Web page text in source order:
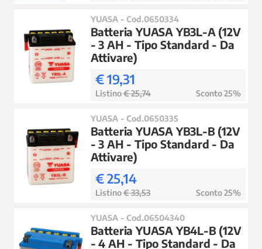
YUASA - Cod.0650334
Batteria YUASA YB3L-A (12V
- 3 AH - Tipo Standard - Da
Attivare)
€ 19,31
Listino€ 25,74 Sconto 25%
YUASA - Cod.0650335
Batteria YUASA YB3L-B (12V
- 3 AH - Tipo Standard - Da
Attivare)
€ 25,14
Listino€ 33,53 Sconto 25%
YUASA - Cod.06504340
Batteria YUASA YB4L-B (12V
- 4 AH - Tipo Standard - Da